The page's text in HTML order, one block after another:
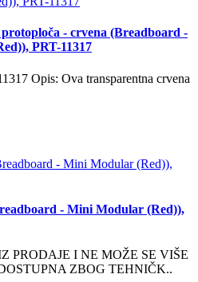
- crvena (Breadboard -
PRT-11317
Opis: Ova transparentna crvena
- Mini Modular (Red)),
PRODAJE I NE MOŽE SE VIŠE
ZBOG TEHNIČK..